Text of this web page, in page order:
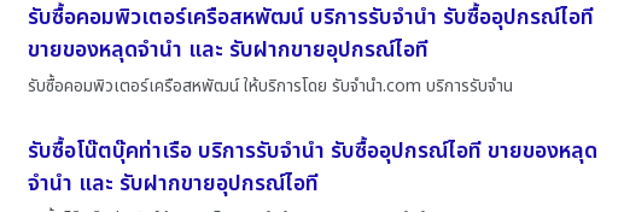
รับซื้อคอมพิวเตอร์เครือสหพัฒน์ บริการรับจำนำ รับซื้ออุปกรณ์ไอที
ขายของหลุดจำนำ และ รับฝากขายอุปกรณ์ไอที
รับซื้อคอมพิวเตอร์เครือสหพัฒน์ ให้บริการโดย รับจํานํา.com บริการรับจำน
รับซื้อโน๊ตบุ๊คท่าเรือ บริการรับจำนำ รับซื้ออุปกรณ์ไอที ขายของหลุด
จำนำ และ รับฝากขายอุปกรณ์ไอที